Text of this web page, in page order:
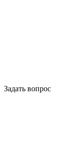
Задать вопрос